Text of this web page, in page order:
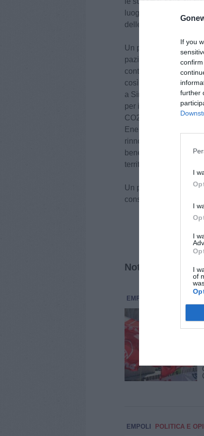
If you
further
I
I
I
I
of
luoghi marginali, già
delle relative CER
Un particolare
pazienza e tenacia ha
contenuto nel
così come recepito
a Sindaco di Alessio
per il Clima e
CO2 entro il 2030…
Energetiche
rinnovabili, in grado di
benefici ambientali,
territorio”.
Un passo significativo
consigli comunali
Notizie correlate
EMPOLESE VALDELSA
EMPOLI POLITICA E